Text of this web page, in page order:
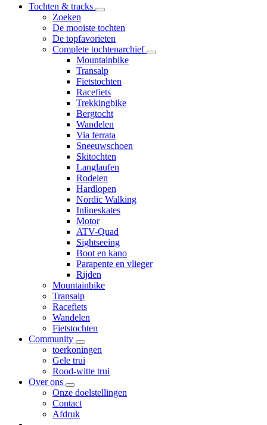
Tochten & tracks
Zoeken
De mooiste tochten
De topfavorieten
Complete tochtenarchief
Mountainbike
Transalp
Fietstochten
Racefiets
Trekkingbike
Bergtocht
Wandelen
Via ferrata
Sneeuwschoen
Skitochten
Langlaufen
Rodelen
Hardlopen
Nordic Walking
Inlineskates
Motor
ATV-Quad
Sightseeing
Boot en kano
Parapente en vlieger
Rijden
Mountainbike
Transalp
Racefiets
Wandelen
Fietstochten
Community
toerkoningen
Gele trui
Rood-witte trui
Over ons
Onze doelstellingen
Contact
Afdruk